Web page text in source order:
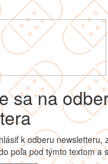
sa na
k odberu newsletteru,
poľa pod týmto textom a